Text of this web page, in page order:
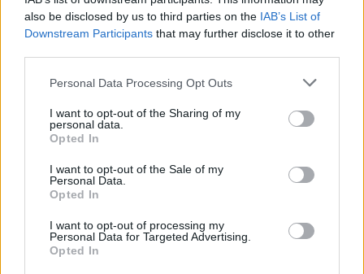
also be disclosed by us to third parties on the IAB’s List of
Downstream Participants that may further disclose it to other
Please note that this website/app uses one or more Google
not limited to your visit or usage behaviour. You may click to
grant or deny consent to Google and its third-party tags to
use your data for below specified purposes in below Google
consent section.
Personal Data Processing Opt Outs
I want to opt-out of the Sharing of my
personal data.
Opted In
I want to opt-out of the Sale of my
Personal Data.
Opted In
I want to opt-out of processing my
Personal Data for Targeted Advertising.
Opted In
Su WhatsApp al numero +39
345 356 7512